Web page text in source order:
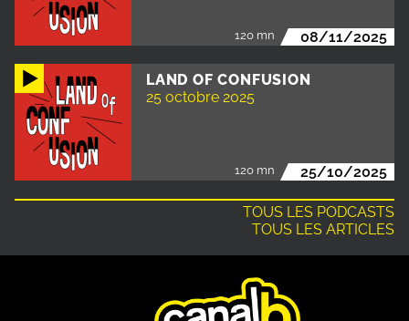
120 mn 08/11/2025
LAND OF CONFUSION
25 octobre 2025
120 mn 25/10/2025
TOUS LES PODCASTS
TOUS LES ARTICLES